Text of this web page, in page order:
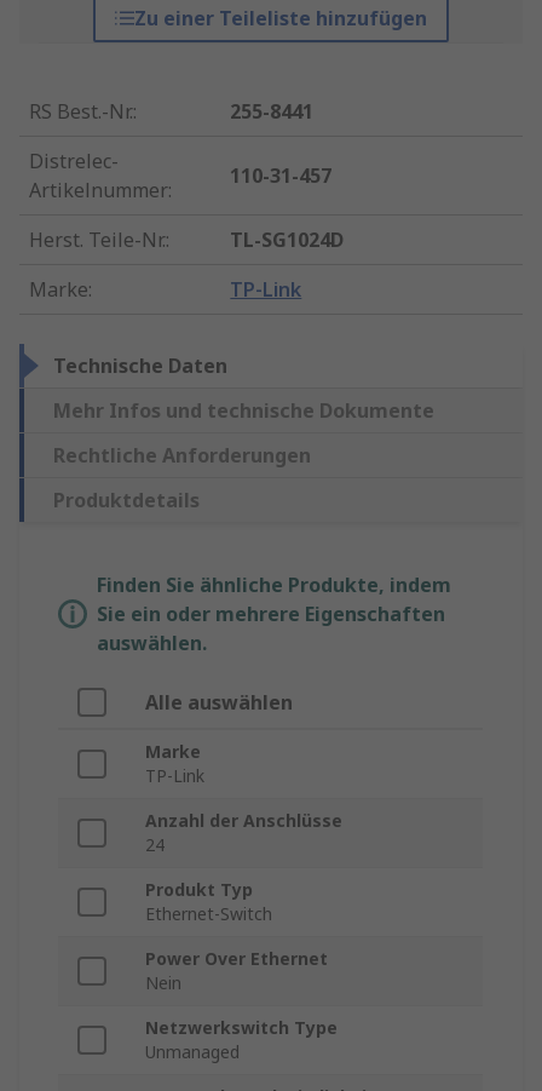
Zu einer Teileliste hinzufügen
RS Best.-Nr.:
255-8441
Distrelec-
Artikelnummer:
110-31-457
Herst. Teile-Nr.:
TL-SG1024D
Marke: TP-Link
Technische Daten
Mehr Infos und technische Dokumente
Rechtliche Anforderungen
Produktdetails
Finden Sie ähnliche Produkte, indem
Sie ein oder mehrere Eigenschaften
auswählen.
Alle auswählen
Marke
TP-Link
Anzahl der Anschlüsse
24
Produkt Typ
Ethernet-Switch
Power Over Ethernet
Nein
Netzwerkswitch Type
Unmanaged